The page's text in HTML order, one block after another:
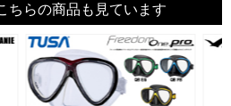
ちらの商品も見ています